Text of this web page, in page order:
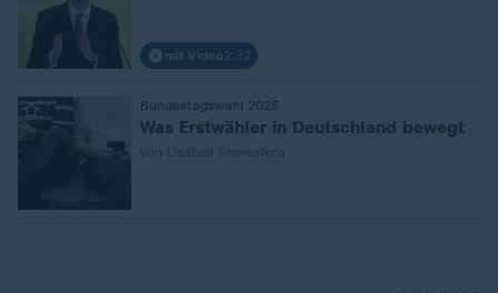
mit Video2:32
Bundestagswahl 2025
Was Erstwähler in Deutschland bewegt